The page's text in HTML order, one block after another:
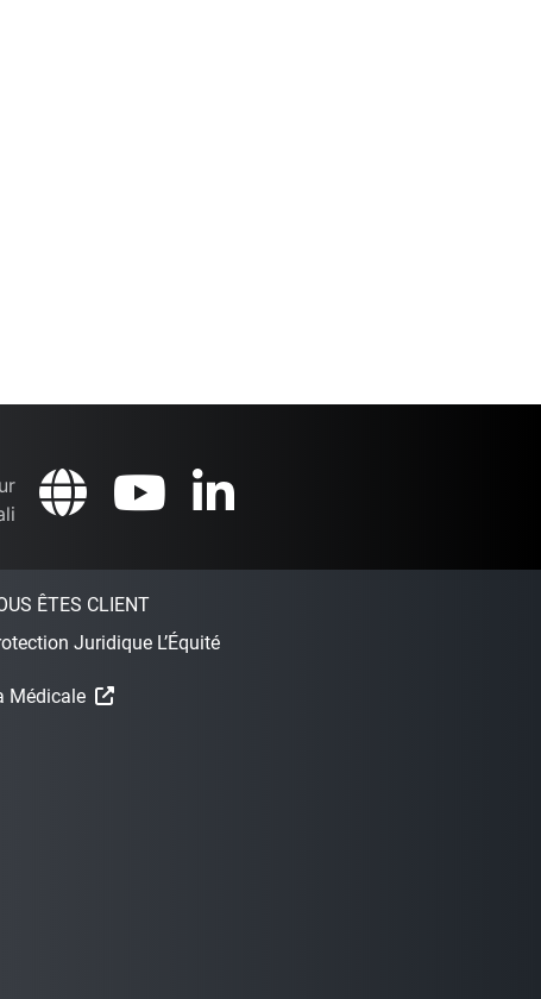
ÊTES CLIENT
Juridique L’Équité
Médicale